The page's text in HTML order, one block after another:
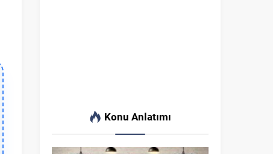
Konu Anlatımı